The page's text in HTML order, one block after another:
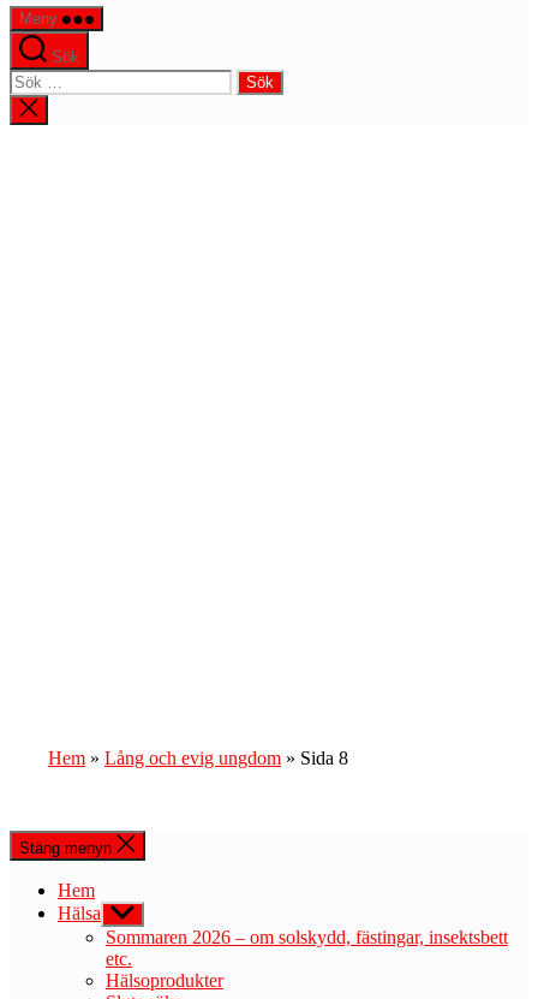
Meny
Sök
Sök
efter:
Stäng
sökningen
Hem » Lång och evig ungdom » Sida 8
Stäng menyn
Hem
Hälsa Visa
undermeny
Sommaren 2026 – om solskydd, fästingar, insektsbett
etc.
Hälsoprodukter